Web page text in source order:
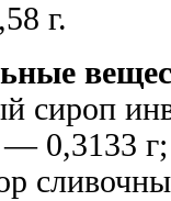
г.
сироп
— 0,3133